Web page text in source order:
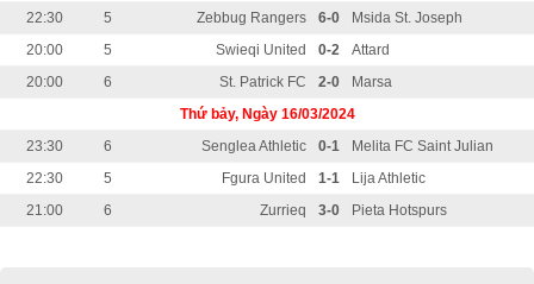
22:30
5 Zebbug Rangers 6-0
Msida St. Joseph
20:00
5 Swieqi United 0-2
Attard
20:00
6 St. Patrick FC 2-0
Marsa
Thứ bảy, Ngày 16/03/2024
23:30
6 Senglea Athletic 0-1
Melita FC Saint Julian
22:30
5 Fgura United 1-1
Lija Athletic
21:00
6 Zurrieq 3-0 Pieta Hotspurs